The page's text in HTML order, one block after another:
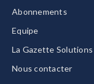
Abonnements
Equipe
La Gazette Solutions
Nous contacter